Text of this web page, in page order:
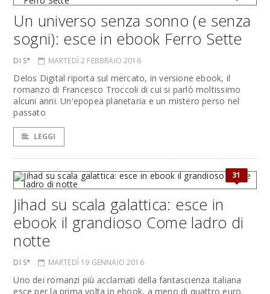
Un universo senza sonno (e senza
sogni): esce in ebook Ferro Sette
DI S* MARTEDÌ 2 FEBBRAIO 2016
Delos Digital riporta sul mercato, in versione ebook, il
romanzo di Francesco Troccoli di cui si parlò moltissimo
alcuni anni. Un'epopea planetaria e un mistero perso nel
passato
LEGGI
31
Jihad su scala galattica: esce in
ebook il grandioso Come ladro di
notte
DI S* MARTEDÌ 19 GENNAIO 2016
Uno dei romanzi più acclamati della fantascienza italiana
esce per la prima volta in ebook, a meno di quattro euro.